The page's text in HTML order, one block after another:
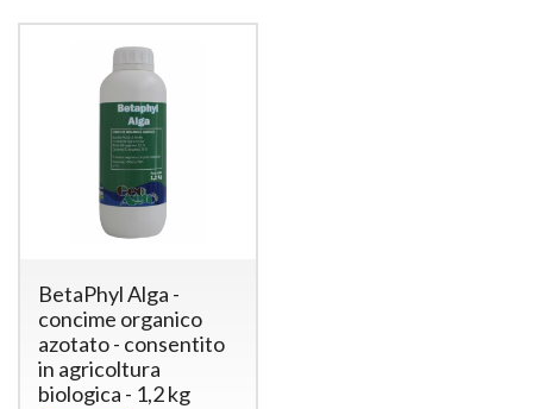
BetaPhyl Alga -
concime organico
azotato - consentito
in agricoltura
biologica - 1,2 kg